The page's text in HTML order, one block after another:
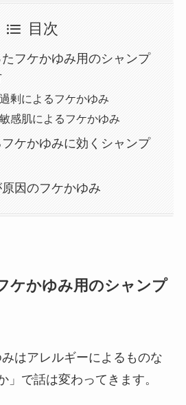
目次
フケかゆみ用のシャンプ
剰によるフケかゆみ
感肌によるフケかゆみ
ケかゆみに効くシャンプ
因のフケかゆみ
ケかゆみ用のシャンプ
はアレルギーによるものな
」で話は変わってきます。